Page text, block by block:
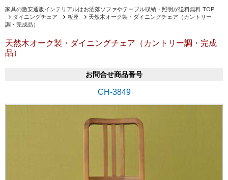
家具の激安通販インテリアルはお洒落ソファやテーブル収納・照明が送料無料 TOP
ダイニングチェア
板座
天然木オーク製・ダイニングチェア（カントリー
調・完成品）
天然木オーク製・ダイニングチェア（カントリー調・完成
品）
お問合せ商品番号
CH-3849